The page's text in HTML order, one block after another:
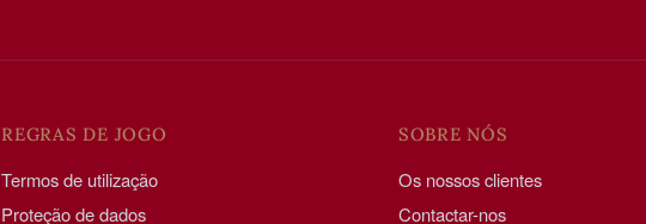
REGRAS DE JOGO
Termos de utilização
Proteção de dados
SOBRE NÓS
Os nossos clientes
Contactar-nos